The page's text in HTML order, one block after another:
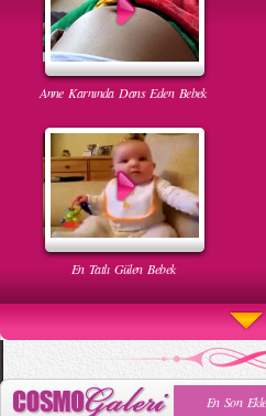
Anne Karnında Dans Eden Bebek
En Tatlı Gülen Bebek
En Son